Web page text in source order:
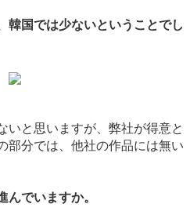
国では少ないということでし
いと思いますが、弊社が得意と
部分では、他社の作品には無い
でいますか。